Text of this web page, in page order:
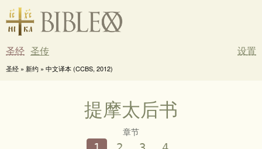
圣经 圣传 设置
圣经 » 新约 » 中文译本 (CCBS, 2012)
提摩太后书
章节